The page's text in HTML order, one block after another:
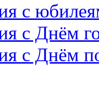
с
с Днём
с Днём